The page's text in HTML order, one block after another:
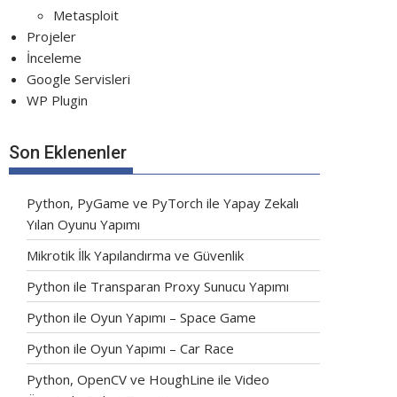
Metasploit
Projeler
İnceleme
Google Servisleri
WP Plugin
Son Eklenenler
Python, PyGame ve PyTorch ile Yapay Zekalı
Yılan Oyunu Yapımı
Mikrotik İlk Yapılandırma ve Güvenlik
Python ile Transparan Proxy Sunucu Yapımı
Python ile Oyun Yapımı – Space Game
Python ile Oyun Yapımı – Car Race
Python, OpenCV ve HoughLine ile Video